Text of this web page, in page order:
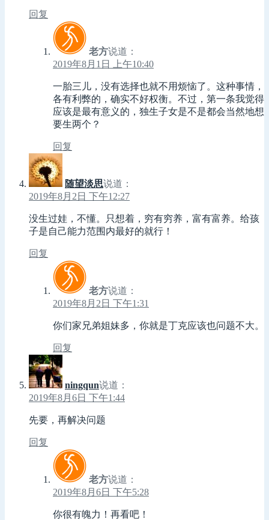
回复
老方说道：
2019年8月1日 上午10:40
一胎三儿，没有选择也就不用烦恼了。这种事情，
各有利弊的，确实不好权衡。不过，第一条我觉得
应该是最有意义的，独生子女是不是都会当然地想
要生两个？
回复
随望淡思说道：
2019年8月2日 下午12:27
没生过娃，不懂。只想着，穷有穷养，富有富养。给孩
子是自己能力范围内最好的就行！
回复
老方说道：
2019年8月2日 下午1:31
你们家兄弟姐妹多，你就是丁克应该也问题不大。
回复
ningqun说道：
2019年8月6日 下午1:44
先要，再解决问题
回复
老方说道：
2019年8月6日 下午5:28
你很有魄力！再看吧！